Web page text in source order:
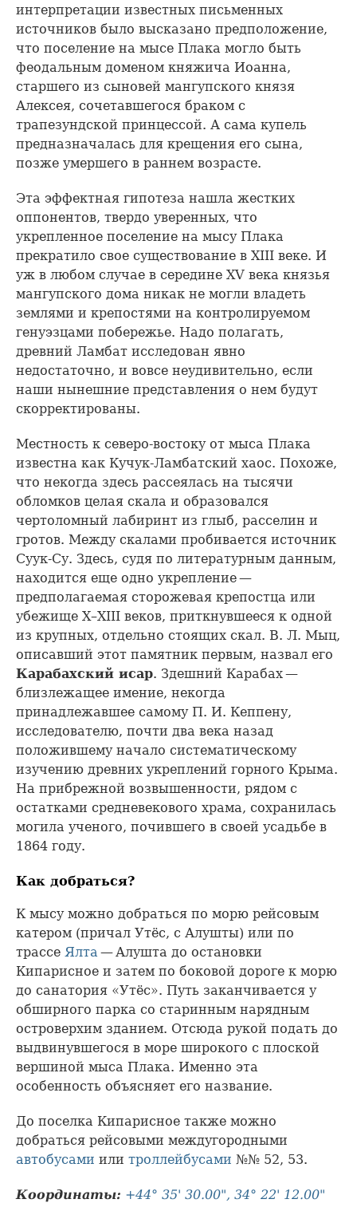
интерпретации известных письменных
источников было высказано предположение,
что поселение на мысе Плака могло быть
феодальным доменом княжича Иоанна,
старшего из сыновей мангупского князя
Алексея, сочетавшегося браком с
трапезундской принцессой. А сама купель
предназначалась для крещения его сына,
позже умершего в раннем возрасте.
Эта эффектная гипотеза нашла жестких
оппонентов, твердо уверенных, что
укрепленное поселение на мысу Плака
прекратило свое существование в XIII веке. И
уж в любом случае в середине XV века князья
мангупского дома никак не могли владеть
землями и крепостями на контролируемом
генуэзцами побережье. Надо полагать,
древний Ламбат исследован явно
недостаточно, и вовсе неудивительно, если
наши нынешние представления о нем будут
скорректированы.
Местность к северо-востоку от мыса Плака
известна как Кучук-Ламбатский хаос. Похоже,
что некогда здесь рассеялась на тысячи
обломков целая скала и образовался
чертоломный лабиринт из глыб, расселин и
гротов. Между скалами пробивается источник
Суук-Су. Здесь, судя по литературным данным,
находится еще одно укрепление —
предполагаемая сторожевая крепостца или
убежище X–XIII веков, приткнувшееся к одной
из крупных, отдельно стоящих скал. В. Л. Мыц,
описавший этот памятник первым, назвал его
Карабахский исар. Здешний Карабах —
близлежащее имение, некогда
принадлежавшее самому П. И. Кеппену,
исследователю, почти два века назад
положившему начало систематическому
изучению древних укреплений горного Крыма.
На прибрежной возвышенности, рядом с
остатками средневекового храма, сохранилась
могила ученого, почившего в своей усадьбе в
1864 году.
Как добраться?
К мысу можно добраться по морю рейсовым
катером (причал Утёс, с Алушты) или по
трассе Ялта — Алушта до остановки
Кипарисное и затем по боковой дороге к морю
до санатория «Утёс». Путь заканчивается у
обширного парка со старинным нарядным
островерхим зданием. Отсюда рукой подать до
выдвинувшегося в море широкого с плоской
вершиной мыса Плака. Именно эта
особенность объясняет его название.
До поселка Кипарисное также можно
добраться рейсовыми междугородными
автобусами или троллейбусами №№ 52, 53.
Координаты: +44° 35' 30.00", 34° 22' 12.00"